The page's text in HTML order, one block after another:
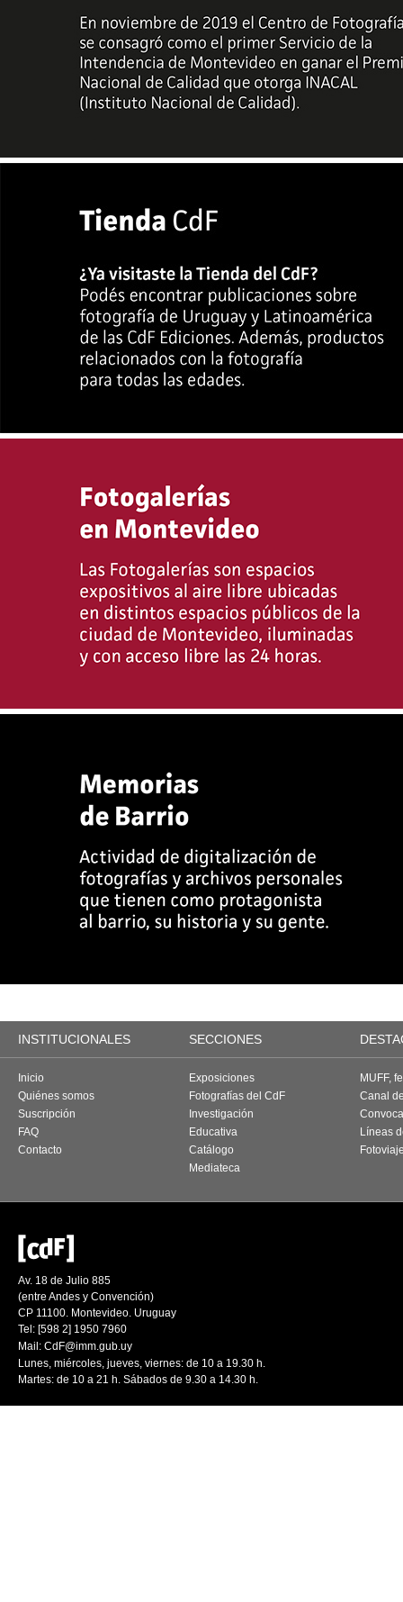
INSTITUCIONALES SECCIONES
Inicio
Quiénes somos
Suscripción
FAQ
Contacto
Exposiciones
Fotografías del CdF
Investigación
Educativa
Catálogo
Mediateca
MUFF,
Canal
Líneas
Av. 18 de Julio 885
(entre Andes y Convención)
CP 11100. Montevideo. Uruguay
Tel: [598 2] 1950 7960
Mail: CdF@imm.gub.uy
Lunes, miércoles, jueves, viernes: de 10 a 19.30 h.
Martes: de 10 a 21 h. Sábados de 9.30 a 14.30 h.